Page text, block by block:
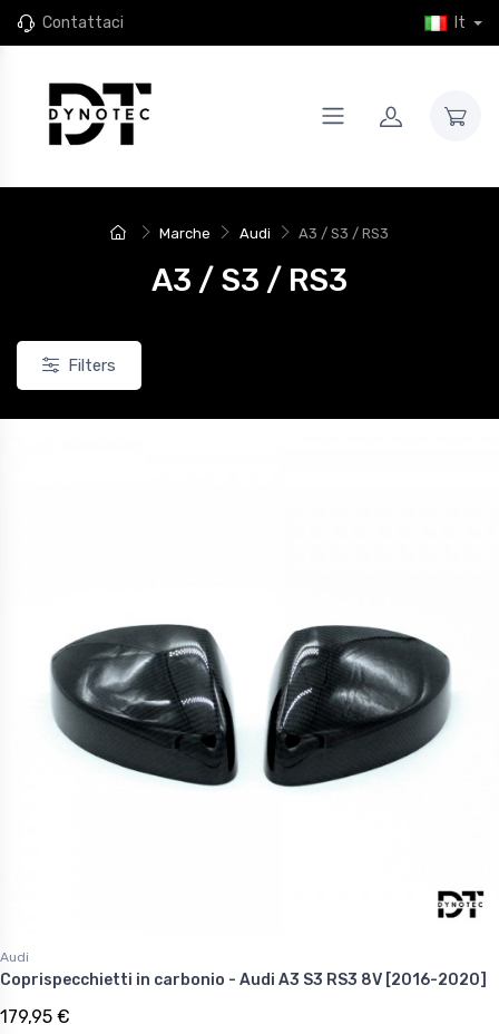
Contattaci It
Marche Audi A3 / S3 / RS3
A3 / S3 / RS3
Filters
Audi
Coprispecchietti in carbonio - Audi A3 S3 RS3 8V [2016-2020]
179,95 €